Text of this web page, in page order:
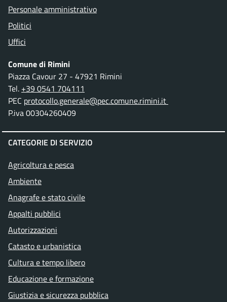
Personale amministrativo
Politici
Uffici
Comune di Rimini
Piazza Cavour 27 - 47921 Rimini
Tel. +39 0541 704111
PEC protocollo.generale@pec.comune.rimini.it
P.iva 00304260409
CATEGORIE DI SERVIZIO
Agricoltura e pesca
Ambiente
Anagrafe e stato civile
Appalti pubblici
Autorizzazioni
Catasto e urbanistica
Cultura e tempo libero
Educazione e formazione
Giustizia e sicurezza pubblica